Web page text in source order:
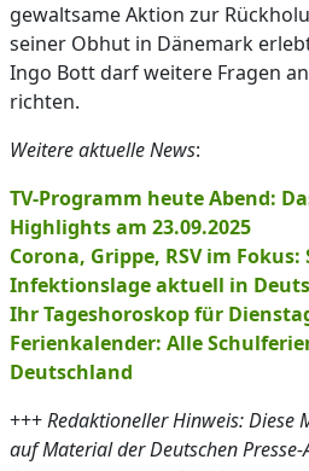
gewaltsame Aktion zur
seiner Obhut in Dänemark
Ingo Bott darf weitere Fragen
richten.
Weitere aktuelle News:
TV-Programm heute Abend:
Highlights am 23.09.2025
Corona, Grippe, RSV im Fokus:
Infektionslage aktuell in
Ihr Tageshoroskop für
Ferienkalender: Alle
Deutschland
+++Redaktioneller Hinweis: Diese
auf Material der Deutschen